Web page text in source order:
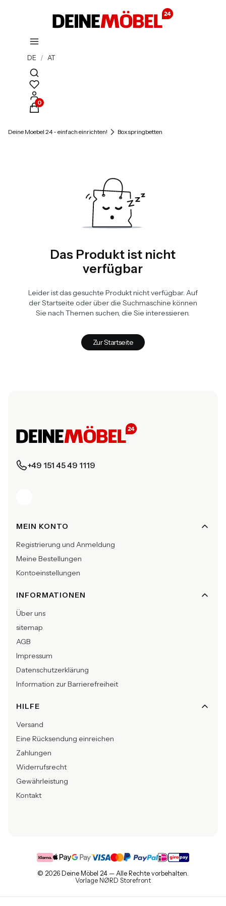
DE / AT
Suchmaschine öffnen
Produkte im Warenkorb: 0. Details anzeigen
Deine Moebel 24 - einfach einrichten! Boxspringbetten
Das Produkt ist nicht
verfügbar
Leider ist das gesuchte Produkt nicht verfügbar. Auf
der Startseite oder über die Suchmaschine können
Sie nach Themen suchen, die Sie interessieren.
Zur Startseite
+49 151 45 49 1119
Fußzeilenmenü
MEIN KONTO
Registrierung und Anmeldung
Meine Bestellungen
Kontoeinstellungen
INFORMATIONEN
Über uns
sitemap
AGB
Impressum
Datenschutzerklärung
Information zur Barrierefreiheit
HILFE
Versand
Eine Rücksendung einreichen
Zahlungen
Widerrufsrecht
Gewährleistung
Kontakt
© 2026 Deine Möbel 24 — Alle Rechte vorbehalten.
Vorlage NØRD Storefront